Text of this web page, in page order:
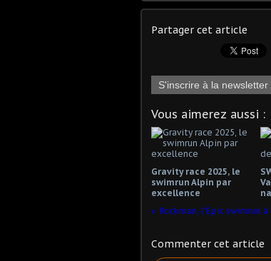
Partager cet article
S'inscrire à la newsletter
Vous aimerez aussi :
Gravity race 2025, le
swimrun Alpin par
excellence
Rockman, l'Epic swimrun
Commenter cet article